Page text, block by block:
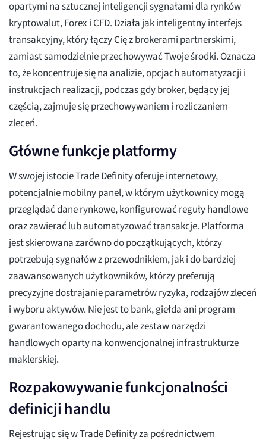
opartymi na sztucznej inteligencji sygnałami dla rynków
kryptowalut, Forex i CFD. Działa jak inteligentny interfejs
transakcyjny, który łączy Cię z brokerami partnerskimi,
zamiast samodzielnie przechowywać Twoje środki. Oznacza
to, że koncentruje się na analizie, opcjach automatyzacji i
instrukcjach realizacji, podczas gdy broker, będący jej
częścią, zajmuje się przechowywaniem i rozliczaniem
zleceń.
Główne funkcje platformy
W swojej istocie Trade Definity oferuje internetowy,
potencjalnie mobilny panel, w którym użytkownicy mogą
przeglądać dane rynkowe, konfigurować reguły handlowe
oraz zawierać lub automatyzować transakcje. Platforma
jest skierowana zarówno do początkujących, którzy
potrzebują sygnałów z przewodnikiem, jak i do bardziej
zaawansowanych użytkowników, którzy preferują
precyzyjne dostrajanie parametrów ryzyka, rodzajów zleceń
i wyboru aktywów. Nie jest to bank, giełda ani program
gwarantowanego dochodu, ale zestaw narzędzi
handlowych oparty na konwencjonalnej infrastrukturze
maklerskiej.
Rozpakowywanie funkcjonalności
definicji handlu
Rejestrując się w Trade Definity za pośrednictwem